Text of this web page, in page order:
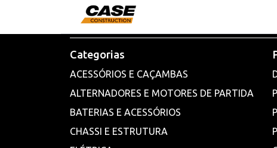
Categorias
ACESSÓRIOS E CAÇAMBAS
ALTERNADORES E MOTORES DE PARTIDA
BATERIAS E ACESSÓRIOS
CHASSI E ESTRUTURA